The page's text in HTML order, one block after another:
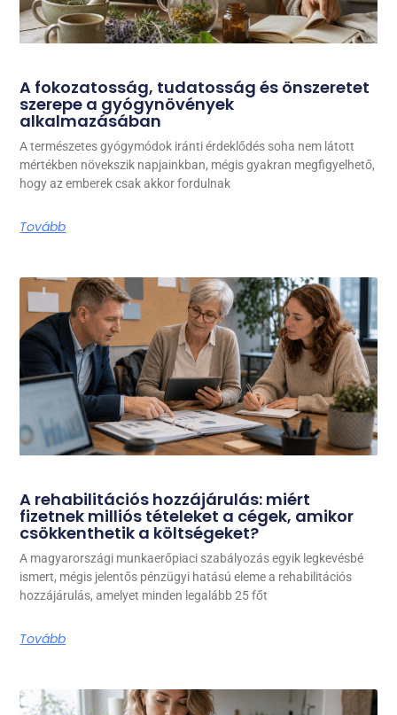
A fokozatosság, tudatosság és önszeretet
szerepe a gyógynövények
alkalmazásában
A természetes gyógymódok iránti érdeklődés soha nem látott
mértékben növekszik napjainkban, mégis gyakran megfigyelhető,
hogy az emberek csak akkor fordulnak
Tovább
A rehabilitációs hozzájárulás: miért
fizetnek milliós tételeket a cégek, amikor
csökkenthetik a költségeket?
A magyarországi munkaerőpiaci szabályozás egyik legkevésbé
ismert, mégis jelentős pénzügyi hatású eleme a rehabilitációs
hozzájárulás, amelyet minden legalább 25 főt
Tovább